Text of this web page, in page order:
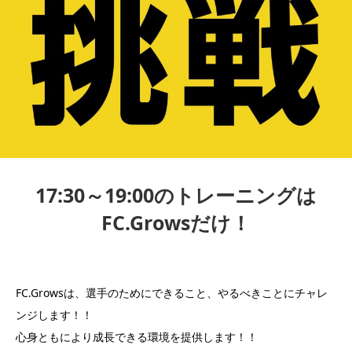
17:30～19:00のトレーニングは
FC.Growsだけ！
FC.Growsは、選手のためにできること、やるべきことにチャレ
ンジします！！
心身ともにより成長できる環境を提供します！！